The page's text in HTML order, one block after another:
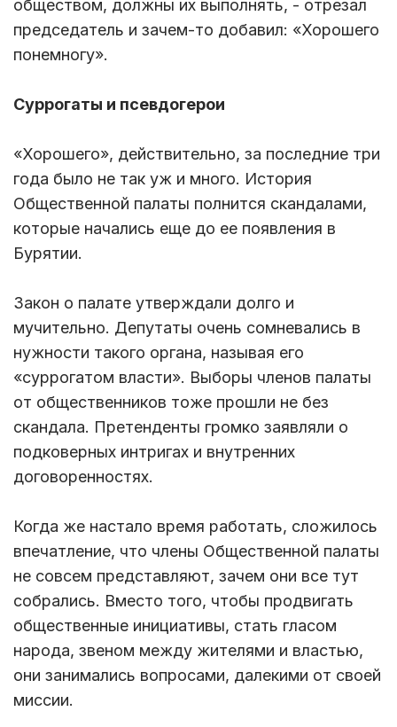
обществом, должны их выполнять, - отрезал
председатель и зачем-то добавил: «Хорошего
понемногу».
Суррогаты и псевдогерои
«Хорошего», действительно, за последние три
года было не так уж и много. История
Общественной палаты полнится скандалами,
которые начались еще до ее появления в
Бурятии.
Закон о палате утверждали долго и
мучительно. Депутаты очень сомневались в
нужности такого органа, называя его
«суррогатом власти». Выборы членов палаты
от общественников тоже прошли не без
скандала. Претенденты громко заявляли о
подковерных интригах и внутренних
договоренностях.
Когда же настало время работать, сложилось
впечатление, что члены Общественной палаты
не совсем представляют, зачем они все тут
собрались. Вместо того, чтобы продвигать
общественные инициативы, стать гласом
народа, звеном между жителями и властью,
они занимались вопросами, далекими от своей
миссии.